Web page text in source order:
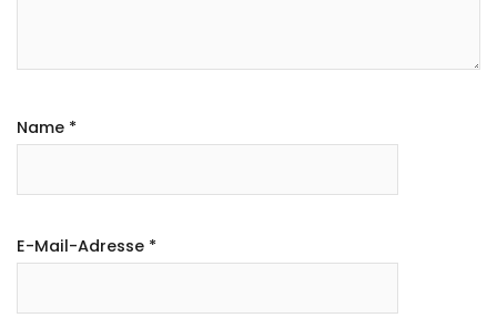
Name *
E-Mail-Adresse *